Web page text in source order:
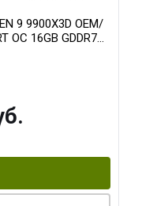
9 9900X3D OEM/
OC 16GB GDDR7